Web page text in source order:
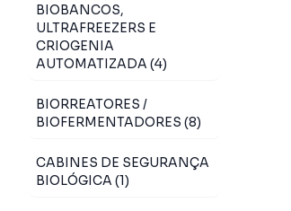
BIOBANCOS,
ULTRAFREEZERS E
CRIOGENIA
AUTOMATIZADA (4)
BIORREATORES /
BIOFERMENTADORES (8)
CABINES DE SEGURANÇA
BIOLÓGICA (1)